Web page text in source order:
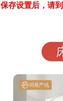
保存设置后，请